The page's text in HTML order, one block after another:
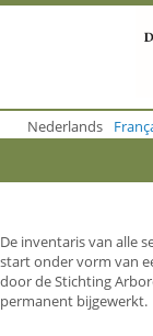
o
m
o
n
t
e
n
Nederlands
De inventaris van alle
start onder vorm van
door de Stichting
permanent bijgewerkt.